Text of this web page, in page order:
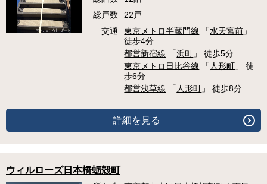
総戸数
22戸
交通
東京メトロ半蔵門線 「水天宮前 」
徒歩4分
都営新宿線 「浜町 」 徒歩5分
東京メトロ日比谷線 「 人形町 」 徒
歩6分
都営浅草線 「 人形町 」 徒歩8分
詳細を見る
ウィルローズ日本橋蛎殻町